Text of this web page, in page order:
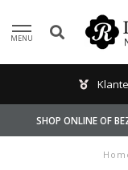
MENU
SHOP ONLINE OF